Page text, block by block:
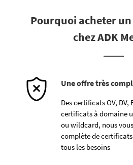
Pourquoi acheter
chez ADK
Une offre très
Des certificats OV, DV,
certificats à domaine
ou wildcard, nous
complète de
tous les besoins